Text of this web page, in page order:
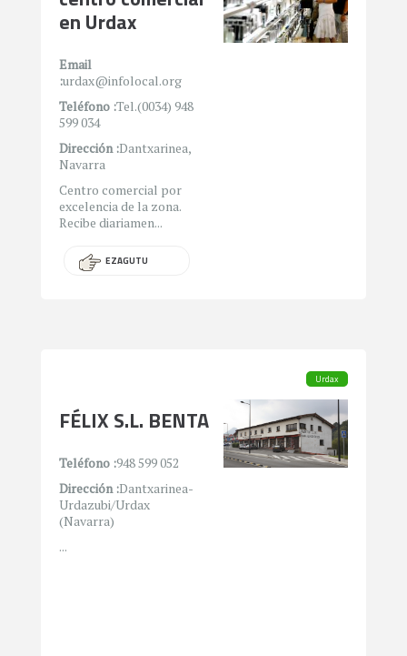
en Urdax
Email
:urdax@infolocal.org
Teléfono :Tel.(0034) 948
599 034
Dirección :Dantxarinea,
Navarra
Centro comercial por
excelencia de la zona.
Recibe diariamen...
EZAGUTU
Urdax
FÉLIX S.L. BENTA
Teléfono :948 599 052
Dirección :Dantxarinea-
Urdazubi/Urdax
(Navarra)
...